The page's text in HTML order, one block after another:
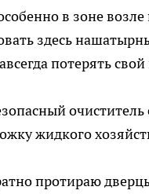
в зоне
здесь
потерять свой
жидкого
протираю